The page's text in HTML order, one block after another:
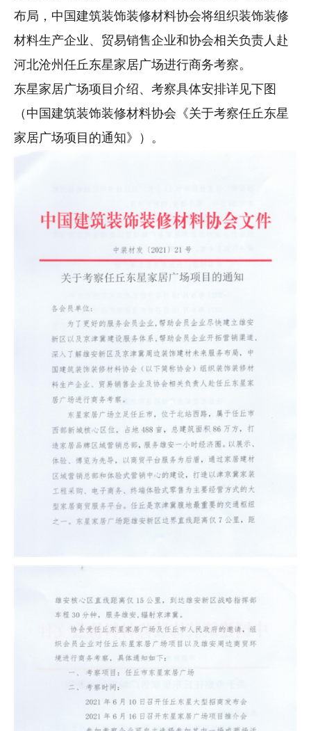
布局，中国建筑装饰装修材料协会将组织装饰装修
材料生产企业、贸易销售企业和协会相关负责人赴
河北沧州任丘东星家居广场进行商务考察。
东星家居广场项目介绍、考察具体安排详见下图
（中国建筑装饰装修材料协会《关于考察任丘东星
家居广场项目的通知》）。